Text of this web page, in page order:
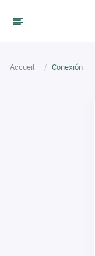
Accueil Conexión